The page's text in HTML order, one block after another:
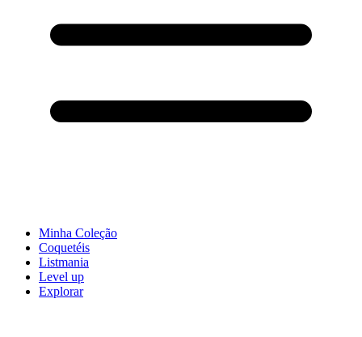
Minha Coleção
Coquetéis
Listmania
Level up
Explorar